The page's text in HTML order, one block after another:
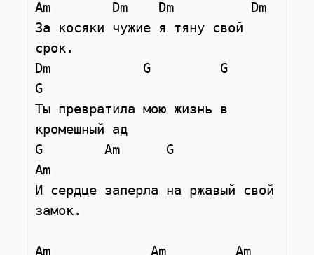
Am        Dm    Dm          Dm
За косяки чужие я тяну свой
срок.
Dm            G         G
G
Ты превратила мою жизнь в
кромешный ад
G        Am      G
Am
И сердце заперла на ржавый свой
замок.
Am             Am         Am